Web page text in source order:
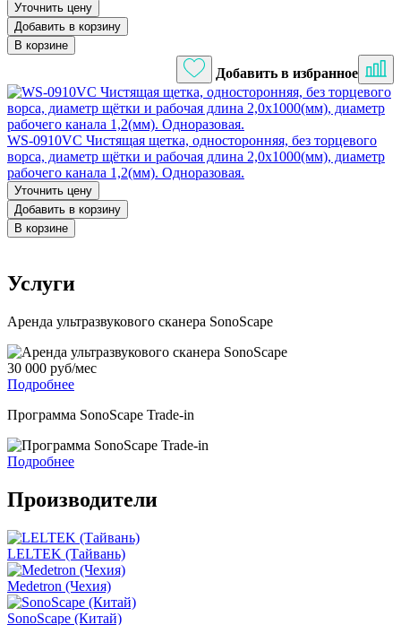
Уточнить цену
Добавить в корзину
В корзине
Добавить в избранное
WS-0910VC Чистящая щетка, односторонняя, без торцевого
ворса, диаметр щётки и рабочая длина 2,0х1000(мм), диаметр
рабочего канала 1,2(мм). Одноразовая.
Уточнить цену
Добавить в корзину
В корзине
Услуги
Аренда ультразвукового сканера SonoScape
30 000 руб/мес
Подробнее
Программа SonoScape Trade-in
Подробнее
Производители
LELTEK (Тайвань)
Medetron (Чехия)
SonoScape (Китай)